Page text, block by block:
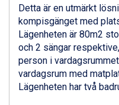
St. Anton från
Zell am See från
Canazei från 7.195
Livigno från 5.595
Ponte di Legno från
Sauze dOulx från
Alleghe från 8.545
Detta är en utmärkt
kompisgänget med
Lägenheten är 80m2
och 2 sängar
person i
vardagsrum med
Lägenheten har två